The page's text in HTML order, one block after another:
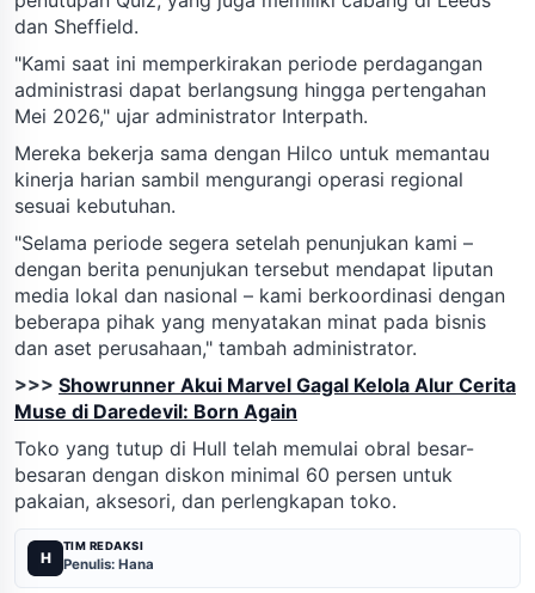
dan Sheffield.
"Kami saat ini memperkirakan periode perdagangan
administrasi dapat berlangsung hingga pertengahan
Mei 2026," ujar administrator Interpath.
Mereka bekerja sama dengan Hilco untuk memantau
kinerja harian sambil mengurangi operasi regional
sesuai kebutuhan.
"Selama periode segera setelah penunjukan kami –
dengan berita penunjukan tersebut mendapat liputan
media lokal dan nasional – kami berkoordinasi dengan
beberapa pihak yang menyatakan minat pada bisnis
dan aset perusahaan," tambah administrator.
>>> Showrunner Akui Marvel Gagal Kelola Alur Cerita
Muse di Daredevil: Born Again
Toko yang tutup di Hull telah memulai obral besar-
besaran dengan diskon minimal 60 persen untuk
pakaian, aksesori, dan perlengkapan toko.
H
TIM REDAKSI
Penulis: Hana